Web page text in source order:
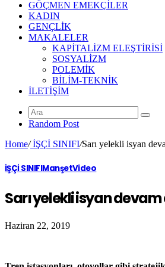
GÖÇMEN EMEKÇİLER
KADIN
GENÇLİK
MAKALELER
KAPİTALİZM ELEŞTİRİSİ
SOSYALİZM
POLEMİK
BİLİM-TEKNİK
ILETIŞIM
Random Post
Home/İŞÇİ SINIFI/Sarı yelekli isyan
İŞÇİ SINIFIManşetVideo
Sarı yelekli isyan
Haziran 22, 2019